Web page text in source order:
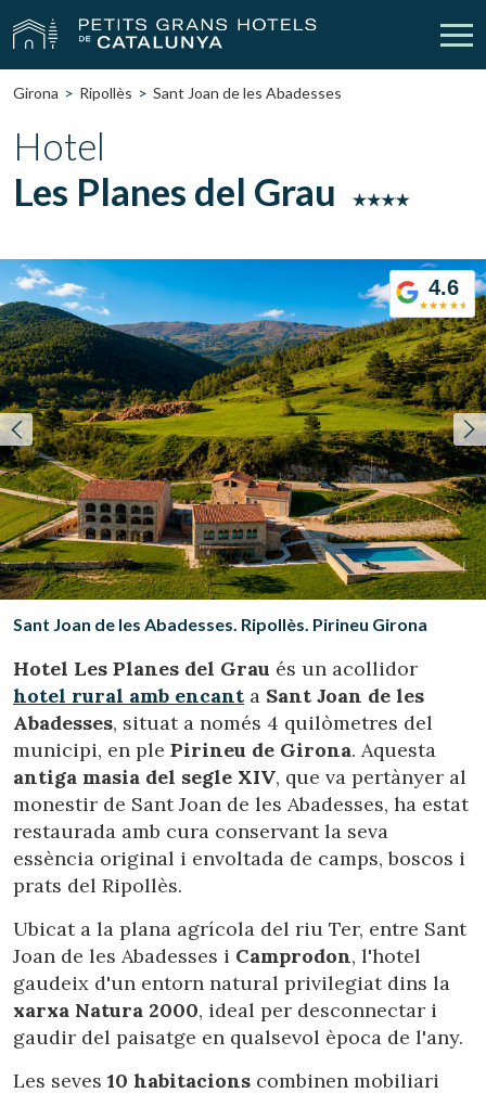
Els Nostres Hotels
Casaments Empreses
Contacte La meva reserva
vpn_key Inicia sessió person Crear compte
Ubicació/nom de l'hotel
CA ES EN FR
Girona Ripollès Sant Joan de les Abadesses
Hotel
Les Planes del Grau
4.6
Sant Joan de les Abadesses. Ripollès. Pirineu Girona
Hotel Les Planes del Grau és un acollidor
hotel rural amb encant a Sant Joan de les
Abadesses, situat a només 4 quilòmetres del
municipi, en ple Pirineu de Girona. Aquesta
antiga masia del segle XIV, que va pertànyer al
monestir de Sant Joan de les Abadesses, ha estat
restaurada amb cura conservant la seva
essència original i envoltada de camps, boscos i
prats del Ripollès.
Ubicat a la plana agrícola del riu Ter, entre Sant
Joan de les Abadesses i Camprodon, l'hotel
gaudeix d'un entorn natural privilegiat dins la
xarxa Natura 2000, ideal per desconnectar i
gaudir del paisatge en qualsevol època de l'any.
Les seves 10 habitacions combinen mobiliari